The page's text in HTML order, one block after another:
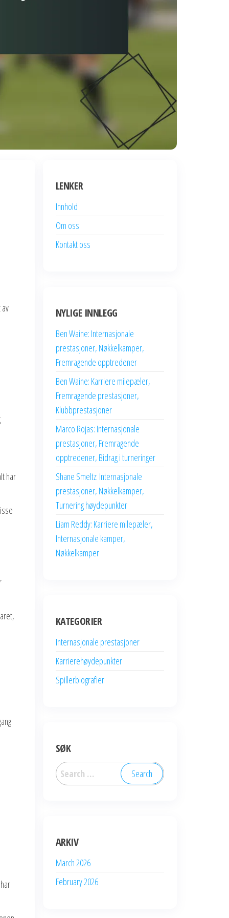
har
LENKER
Innhold
Om oss
Kontakt oss
NYLIGE INNLEGG
Ben Waine: Internasjonale
prestasjoner, Nøkkelkamper,
Fremragende opptredener
Ben Waine: Karriere milepæler,
Fremragende prestasjoner,
Klubbprestasjoner
Marco Rojas: Internasjonale
prestasjoner, Fremragende
opptredener, Bidrag i turneringer
Shane Smeltz: Internasjonale
prestasjoner, Nøkkelkamper,
Turnering høydepunkter
Liam Reddy: Karriere milepæler,
Internasjonale kamper,
Nøkkelkamper
KATEGORIER
Internasjonale prestasjoner
Karrierehøydepunkter
Spillerbiografier
SØK
Search
for:
ARKIV
March 2026
February 2026